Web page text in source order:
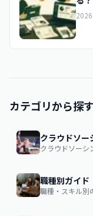
カテゴリから探す
クラウドソー
クラウドソーシ
職種別ガイド
職種・スキル別